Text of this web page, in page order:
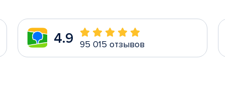
4.9 95 015 отзывов